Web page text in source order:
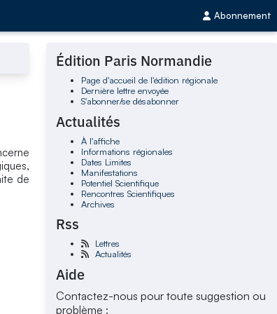
Abonnement
de
Édition Paris Normandie
Page d'accueil de l'édition régionale
Dernière lettre envoyée
S'abonner/se désabonner
Actualités
À l'affiche
Informations régionales
Dates Limites
Manifestations
Potentiel Scientifique
Rencontres Scientifiques
Archives
Rss
Lettres
Actualités
Aide
Contactez-nous pour toute suggestion ou
problème :